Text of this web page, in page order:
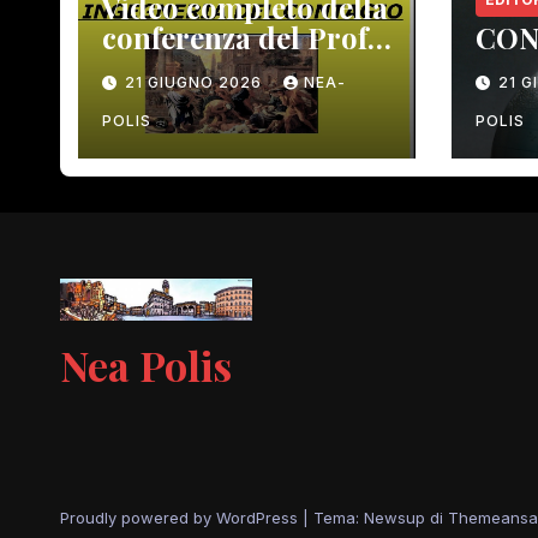
conferenza del Prof.
Macrì del 12 giugno
scorso
21 GIUGNO 2026 NEA-
POLIS
21
POLIS
Nea Polis
Proudly powered by WordPress Tema: Newsup di